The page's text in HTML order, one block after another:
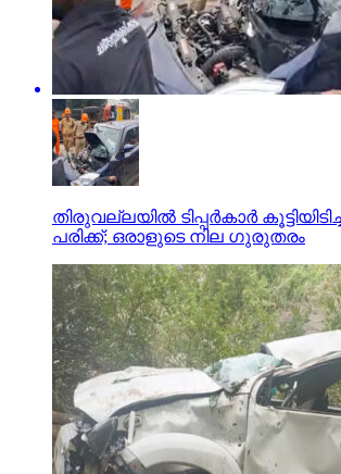
തിരുവല്ലയില്‍ ടിപ്പര്‍കാര്‍
പരിക്ക്; ഒരാളുടെ നില ഗുരുതരം